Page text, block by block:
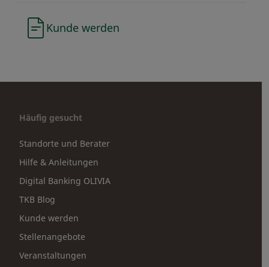
Kunde werden
Häufig gesucht
Standorte und Berater
Hilfe & Anleitungen
Digital Banking OLIVIA
TKB Blog
Kunde werden
Stellenangebote
Veranstaltungen